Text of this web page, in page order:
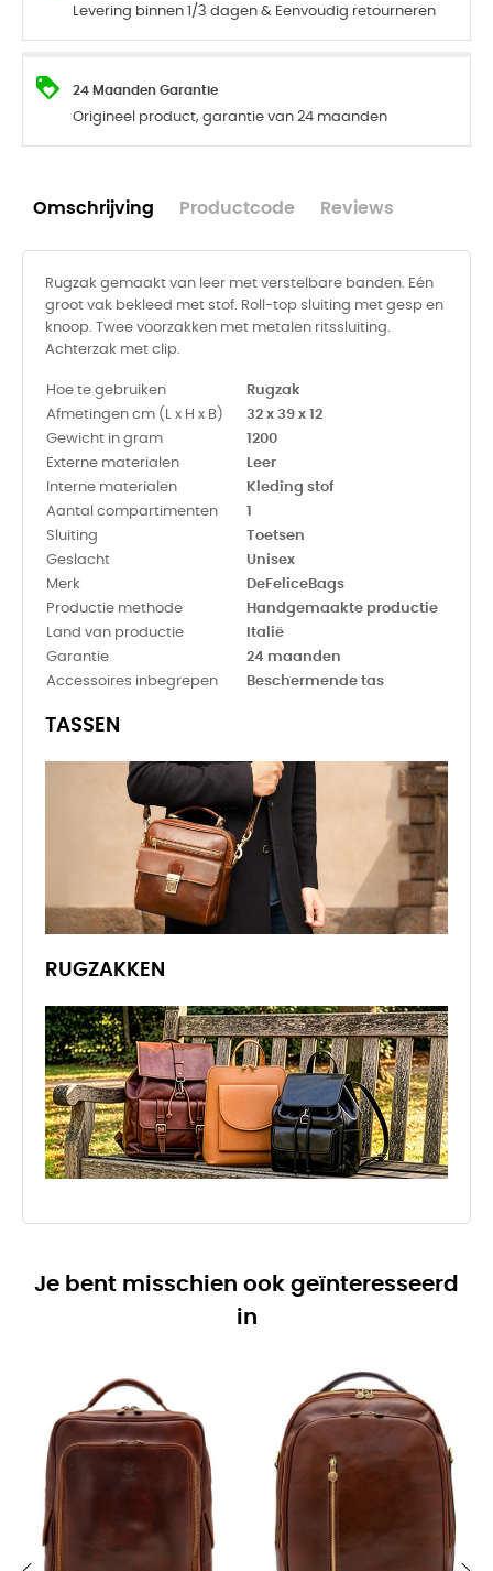
Levering binnen 1/3 dagen & Eenvoudig retourneren
24 Maanden Garantie
Origineel product, garantie van 24 maanden
Omschrijving Productcode Reviews
Rugzak gemaakt van leer met verstelbare banden. Eén
groot vak bekleed met stof. Roll-top sluiting met gesp en
knoop. Twee voorzakken met metalen ritssluiting.
Achterzak met clip.
Hoe te gebruiken
Rugzak
Afmetingen cm (L x H x B)
32 x 39 x 12
Gewicht in gram
1200
Externe materialen
Leer
Interne materialen
Kleding stof
Aantal compartimenten
1
Sluiting
Toetsen
Geslacht
Unisex
Merk
DeFeliceBags
Productie methode
Handgemaakte productie
Land van productie
Italië
Garantie
24 maanden
Accessoires inbegrepen
Beschermende tas
TASSEN
RUGZAKKEN
Je bent misschien ook geïnteresseerd
in